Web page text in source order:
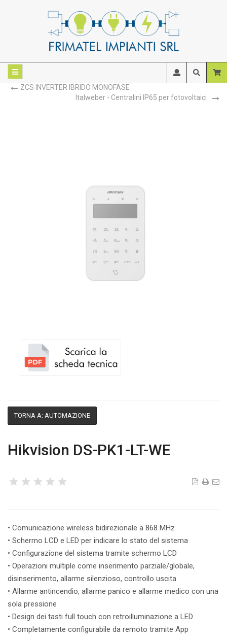
ZCS INVERTER IBRIDO MONOFASE
Italweber - Centralini IP65 per fotovoltaici
TORNA A: AUTOMAZIONE
Hikvision DS-PK1-LT-WE
• Comunicazione wireless bidirezionale a 868 MHz
• Schermo LCD e LED per indicare lo stato del sistema
• Configurazione del sistema tramite schermo LCD
• Operazioni multiple come inserimento parziale/globale,
disinserimento, allarme silenzioso, controllo uscita
• Allarme antincendio, allarme panico e allarme medico con una
sola pressione
• Design dei tasti full touch con retroilluminazione a LED
• Completamente configurabile da remoto tramite App